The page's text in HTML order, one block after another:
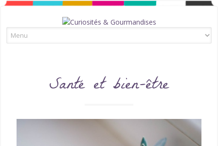
Santé et bien-être